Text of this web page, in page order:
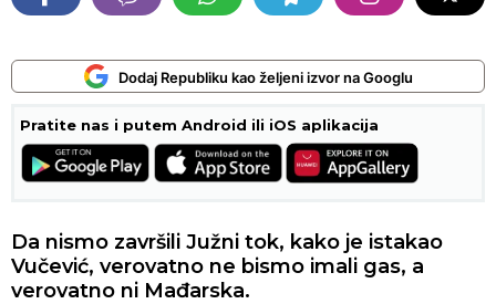
Dodaj Republiku kao željeni izvor na Googlu
Pratite nas i putem Android ili iOS aplikacija
Da nismo završili Južni tok, kako je istakao
Vučević, verovatno ne bismo imali gas, a
verovatno ni Mađarska.